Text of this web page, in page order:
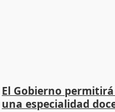
El Gobierno
una especialidad